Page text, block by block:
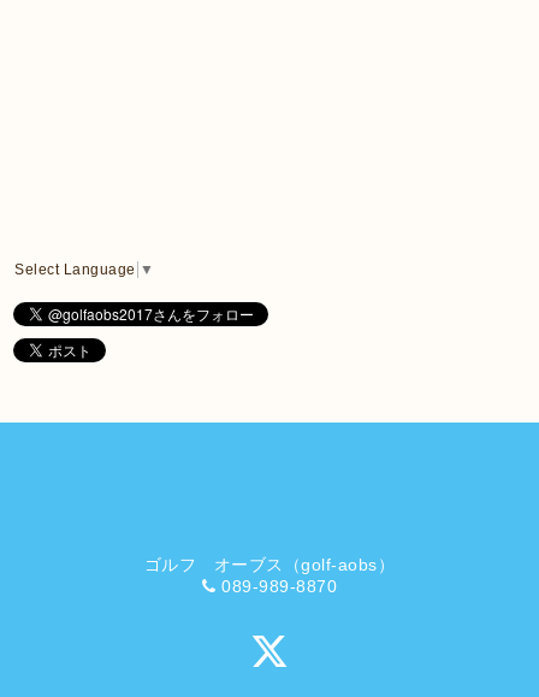
Select Language ▼
ゴルフ オーブス（golf-aobs）
089-989-8870